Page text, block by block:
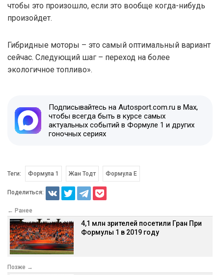
чтобы это произошло, если это вообще когда-нибудь
произойдет.
Гибридные моторы – это самый оптимальный вариант
сейчас. Следующий шаг – переход на более
экологичное топливо».
Подписывайтесь на Autosport.com.ru в Max,
чтобы всегда быть в курсе самых
актуальных событий в Формуле 1 и других
гоночных сериях
Теги: Формула 1 Жан Тодт Формула E
Поделиться:
← Ранее
4,1 млн зрителей посетили Гран При
Формулы 1 в 2019 году
Позже →